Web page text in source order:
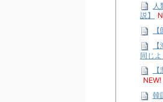
説】
同じ
NEW!
韓